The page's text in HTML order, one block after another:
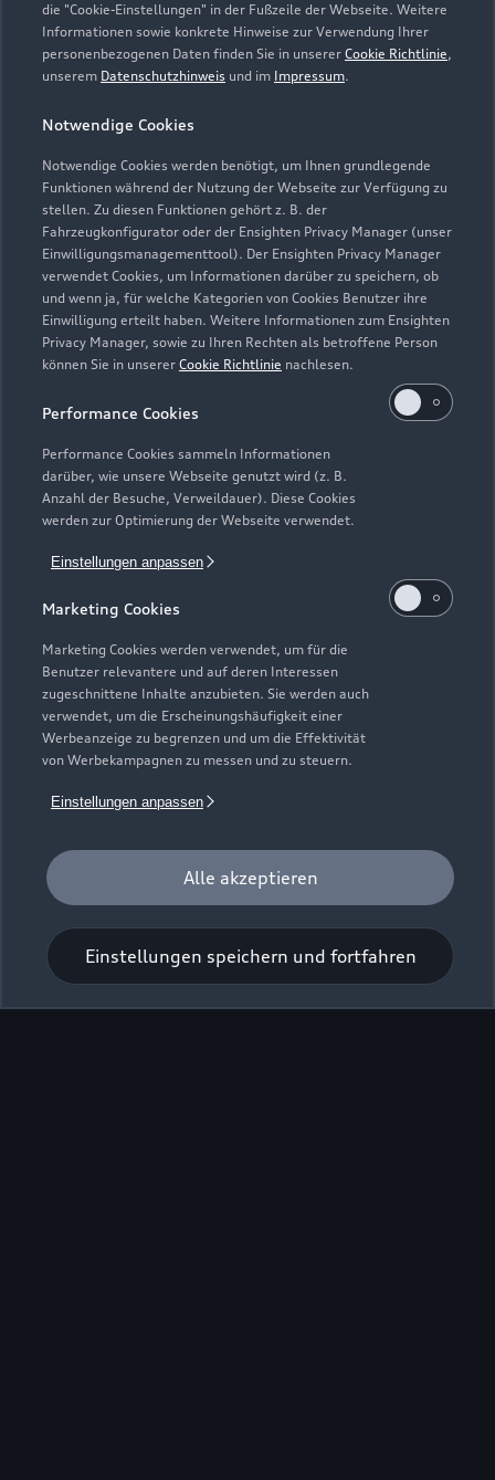
die "Cookie-Einstellungen" in der Fußzeile der Webseite. Weitere
Informationen sowie konkrete Hinweise zur Verwendung Ihrer
personenbezogenen Daten finden Sie in unserer Cookie Richtlinie,
unserem Datenschutzhinweis und im Impressum.
Notwendige Cookies
Notwendige Cookies werden benötigt, um Ihnen grundlegende
Funktionen während der Nutzung der Webseite zur Verfügung zu
stellen. Zu diesen Funktionen gehört z. B. der
Fahrzeugkonfigurator oder der Ensighten Privacy Manager (unser
Einwilligungsmanagementtool). Der Ensighten Privacy Manager
verwendet Cookies, um Informationen darüber zu speichern, ob
und wenn ja, für welche Kategorien von Cookies Benutzer ihre
Einwilligung erteilt haben. Weitere Informationen zum Ensighten
Privacy Manager, sowie zu Ihren Rechten als betroffene Person
können Sie in unserer Cookie Richtlinie nachlesen.
Performance Cookies
Performance Cookies sammeln Informationen
darüber, wie unsere Webseite genutzt wird (z. B.
Anzahl der Besuche, Verweildauer). Diese Cookies
werden zur Optimierung der Webseite verwendet.
Einstellungen anpassen
Marketing Cookies
Marketing Cookies werden verwendet, um für die
Benutzer relevantere und auf deren Interessen
zugeschnittene Inhalte anzubieten. Sie werden auch
verwendet, um die Erscheinungshäufigkeit einer
Werbeanzeige zu begrenzen und um die Effektivität
von Werbekampagnen zu messen und zu steuern.
Einstellungen anpassen
Alle akzeptieren
Einstellungen speichern und fortfahren
Servicetermin vereinbaren
Autohaus Ludwig Meyer
Beckdorf
Servicepartner e-tron
21643 Beckdorf
04167 91240
info@meyer-beckdorf.de
Öffnungszeiten
Verkauf